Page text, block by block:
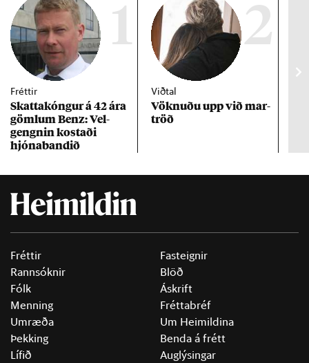
1
Fréttir
Skattakóng­ur á 42 ára
göml­um Benz: Vel­
gengn­in kostaði
hjóna­band­ið
2
Viðtal
Vökn­uðu upp við mar­
tröð
Fréttir
Rannsóknir
Fólk
Menning
Umræða
Þekking
Lífið
Fasteignir
Blöð
Áskrift
Fréttabréf
Um Heimildina
Benda á frétt
Auglýsingar